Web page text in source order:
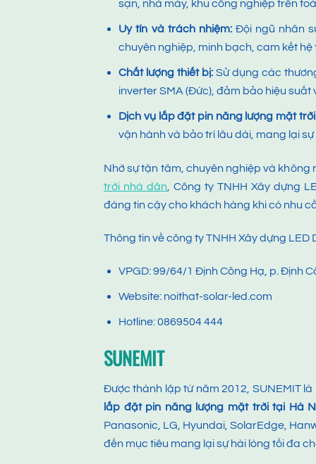
sạn, nhà máy, khu công nghiệp trên
Uy tín và trách nhiệm: Đội ngũ nhân
chuyên nghiệp, minh bạch, cam kết
Chất lượng thiết bị:Sử dụng các
inverter SMA (Đức), đảm bảo hiệu suất
Dịch vụ lắp đặt pin năng lượng mặt
vận hành và bảo trì lâu dài, mang lại
Nhờ sự tận tâm, chuyên nghiệp và
trời nhà dân , Công ty TNHH Xây dựng
đáng tin cậy cho khách hàng khi có nhu
Thông tin về công ty TNHH Xây dựng LED
VPGD: 99/64/1 Định Công Hạ, p. Định
Website: noithat-solar-led.com
Hotline: 0869504 444
SUNEMIT
Được thành lập từ năm 2012, SUNEMIT
lắp đặt pin năng lượng mặt trời tại Hà
Panasonic, LG, Hyundai, SolarEdge,
đến mục tiêu mang lại sự hài lòng tối đa